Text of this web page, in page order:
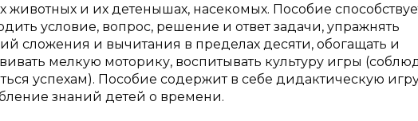
и их детенышах, насекомых. Пособие
условие, вопрос, решение и ответ задачи, упражнять
сложения и вычитания в пределах десяти, обогащать и
мелкую моторику, воспитывать культуру игры
успехам). Пособие содержит в себе дидактическую
знаний детей о времени.